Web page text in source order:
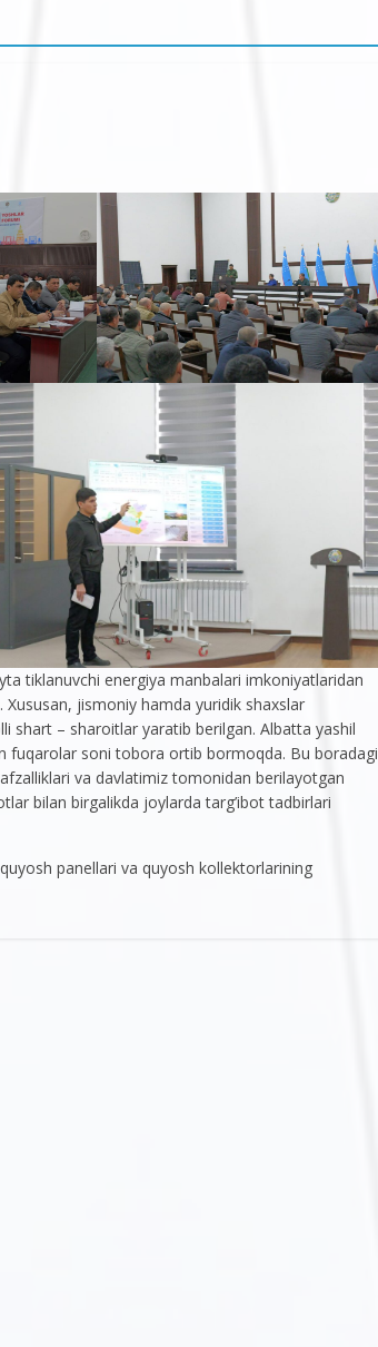
tiklanuvchi energiya manbalari imkoniyatlaridan
jismoniy hamda yuridik shaxslar
shart – sharoitlar yaratib berilgan. Albatta yashil
fuqarolar soni tobora ortib bormoqda. Bu boradagi
va davlatimiz tomonidan berilayotgan
bilan birgalikda joylarda targ’ibot tadbirlari
panellari va quyosh kollektorlarining